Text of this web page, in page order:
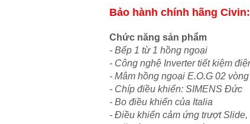
Bảo hành chính hãng
Chức năng sản phẩm
- Bếp 1 từ 1 hồng ngoại
- Công nghệ Inverter tiết kiệm
- Mâm hồng ngoại E.O.G 02
- Chíp điều khiển: SIMENS Đức
- Bo điều khiển của Italia
- Điều khiển cảm ứng trượt Slide,